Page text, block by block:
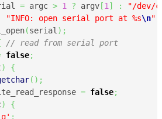
= argc > 1 ? argv [1 ] :
"/dev/
"INFO: open serial port at %s\n"
(serial ) ;
// read from serial port
false;
)
{
( ) ;
= false;
)
{
: